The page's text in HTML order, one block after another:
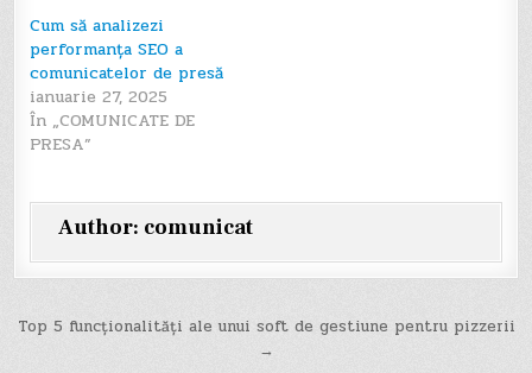
Cum să analizezi
performanța SEO a
comunicatelor de presă
ianuarie 27, 2025
În „COMUNICATE DE
PRESA”
Author: comunicat
Navigare
Top 5 funcționalități ale unui soft de gestiune pentru pizzerii
→